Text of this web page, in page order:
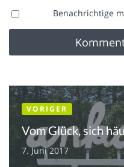
Benachrichtige
VORIGER
Vom Glück, sich
7. Juni 2017